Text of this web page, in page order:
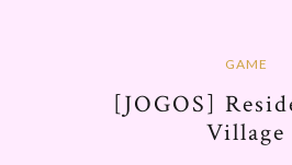
GAME
[JOGOS]
Village